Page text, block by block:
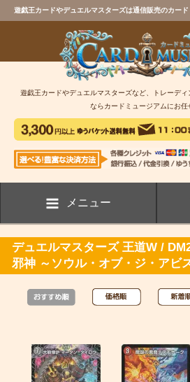
遊戯王カードやデュエルマスターズは通信販売のカード
遊戯王カードやデュエルマスターズなど、トレーデ
ならカードミュージアムにお任
メニュー
デュエルマスターズ 王道W /
邪神 ～ソウル・オブ・ジ・ア